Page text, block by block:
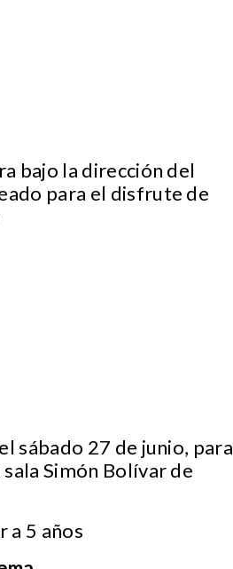
bajo la dirección del
para el disfrute de
sábado 27 de junio, para
Simón Bolívar de
a 5 años